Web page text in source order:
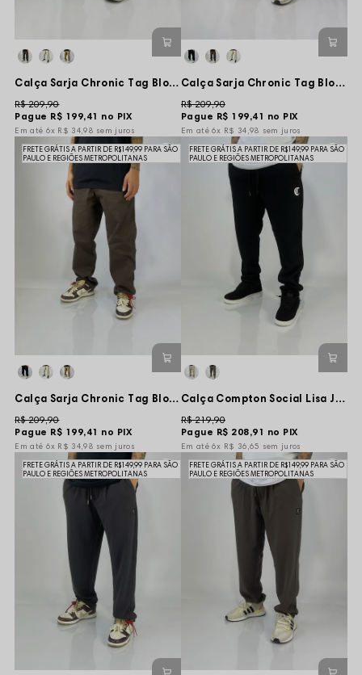
Calça Sarja Chronic Tag Blood Marginal - Preta
Pague R$ 199,41 no PIX
R$ 209,90
6x R$ 34,98 sem juros
Calça Sarja Chronic Tag Blood Marginal - Bege
Pague R$ 199,41 no PIX
R$ 209,90
6x R$ 34,98 sem juros
FRETE GRÁTIS A PARTIR DE R$149,99 PARA SÃO
PAULO E REGIÕES METROPOLITANAS
Calça Sarja Chronic Tag Blood Marginal - Marrom
Pague R$ 199,41 no PIX
R$ 209,90
6x R$ 34,98 sem juros
FRETE GRÁTIS A PARTIR DE R$149,99 PARA SÃO
PAULO E REGIÕES METROPOLITANAS
Calça Compton Social Lisa Jogger Logo - Preta
Pague R$ 208,91 no PIX
R$ 219,90
6x R$ 36,65 sem juros
FRETE GRÁTIS A PARTIR DE R$149,99 PARA SÃO
PAULO E REGIÕES METROPOLITANAS
FRETE GRÁTIS A PARTIR DE R$149,99 PARA SÃO
PAULO E REGIÕES METROPOLITANAS